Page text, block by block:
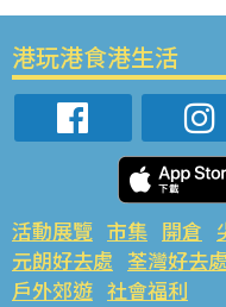
港玩港食港生活
活動展覽 市集 開倉
元朗好去處 荃灣好去處
戶外郊遊 社會福利